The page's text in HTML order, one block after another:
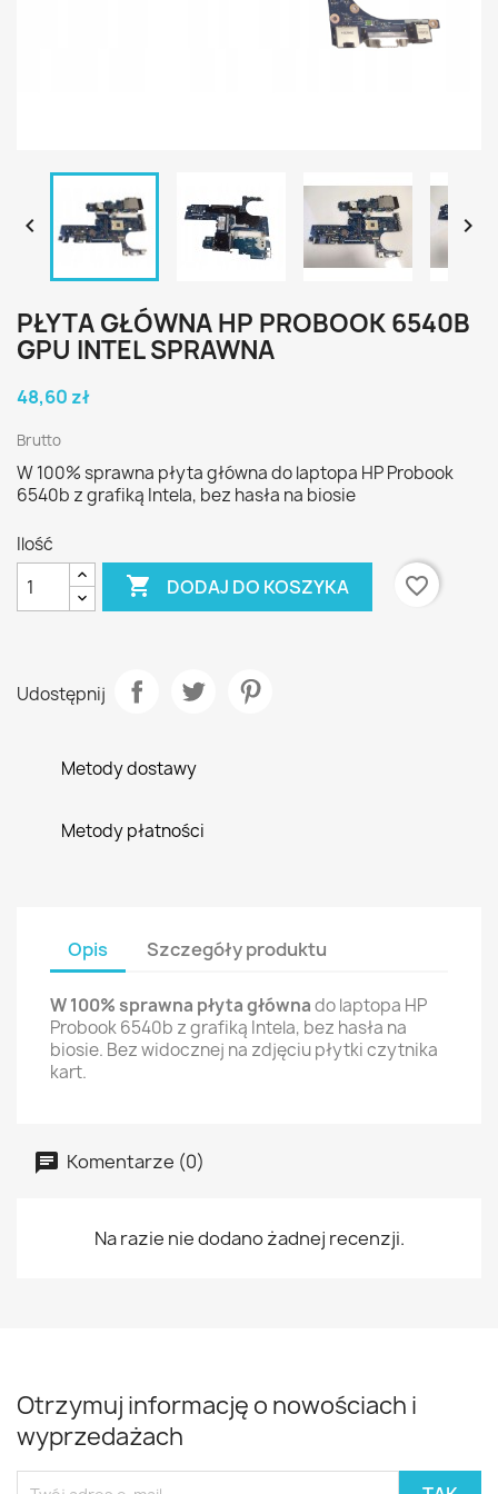
 
PŁYTA GŁÓWNA HP PROBOOK 6540B
GPU INTEL SPRAWNA
48,60 zł
Brutto
W 100% sprawna płyta główna do laptopa HP Probook
6540b z grafiką Intela, bez hasła na biosie
Ilość
 DODAJ DO KOSZYKA favorite_border
Udostępnij
Metody dostawy
Metody płatności
Opis Szczegóły produktu
W 100% sprawna płyta głównado laptopa HP
Probook 6540b z grafiką Intela, bez hasła na
biosie. Bez widocznej na zdjęciu płytki czytnika
kart.
Komentarze (0)
Na razie nie dodano żadnej recenzji.
Otrzymuj informację o nowościach i
wyprzedażach